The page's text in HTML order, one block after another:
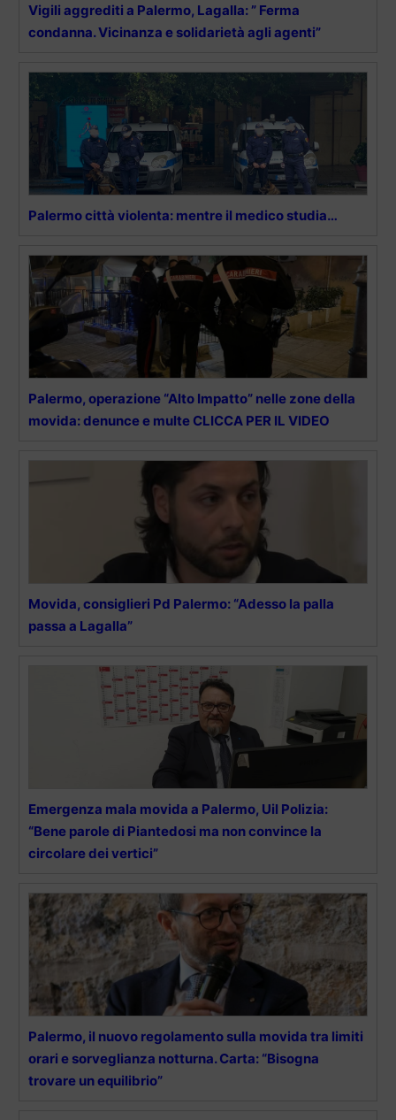
Vigili aggrediti a Palermo, Lagalla: ” Ferma
condanna. Vicinanza e solidarietà agli agenti”
Palermo città violenta: mentre il medico studia…
Palermo, operazione “Alto Impatto” nelle zone della
movida: denunce e multe CLICCA PER IL VIDEO
Movida, consiglieri Pd Palermo: “Adesso la palla
passa a Lagalla”
Emergenza mala movida a Palermo, Uil Polizia:
“Bene parole di Piantedosi ma non convince la
circolare dei vertici”
Palermo, il nuovo regolamento sulla movida tra limiti
orari e sorveglianza notturna. Carta: “Bisogna
trovare un equilibrio”